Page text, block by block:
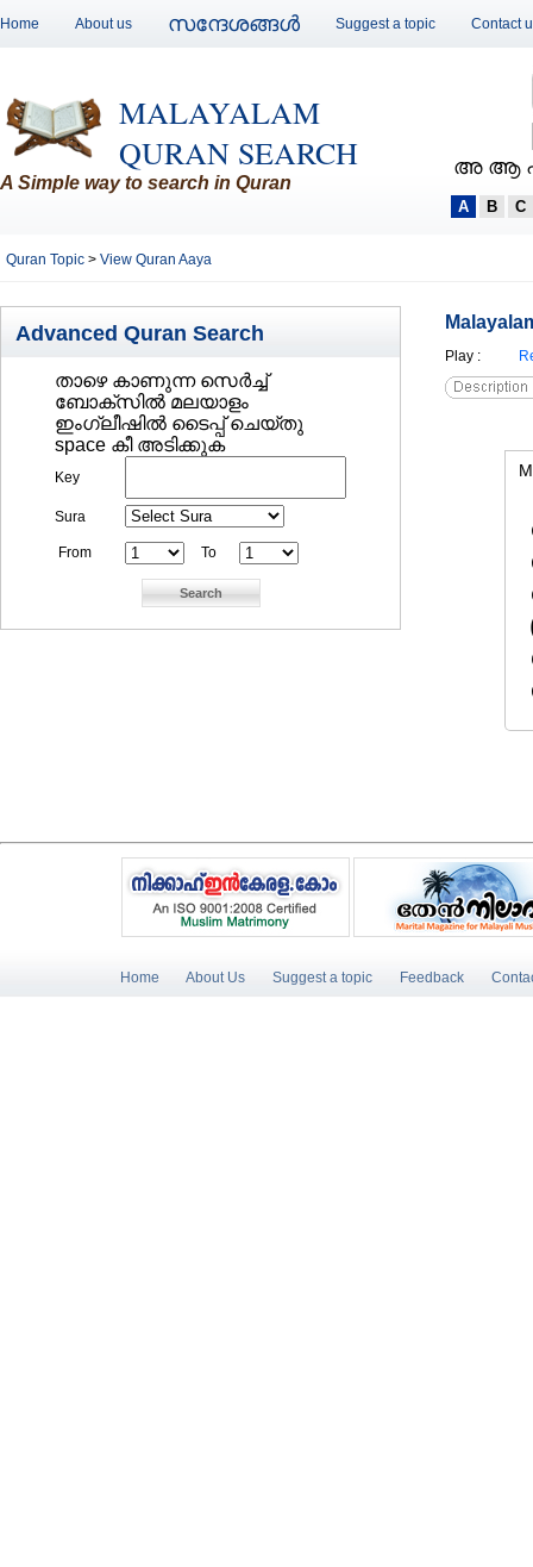
Home About us സന്ദേശങ്ങള്‍ Suggest a topic Contact
MALAYALAM
QURAN SEARCH
A Simple way to search in Quran
അ ആ
A B C
Quran Topic > View Quran Aaya
Advanced Quran Search
താഴെ കാണുന്ന സെര്‍ച്ച്‌
ബോക്സില്‍ മലയാളം
ഇംഗ്ലീഷില്‍ ടൈപ്പ് ചെയ്തു
space കീ അടിക്കുക
Key
Sura
From To
Play :
Home About Us Suggest a topic Feedback